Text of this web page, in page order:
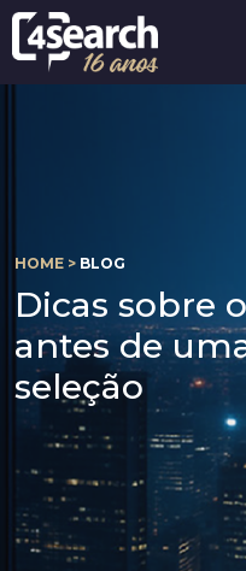
HOME > BLOG
Dicas sobre
antes de
seleção